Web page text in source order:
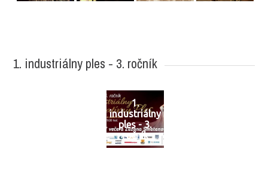
1. industriálny ples - 3. ročník
1.
industriálny
ples - 3.
ročník